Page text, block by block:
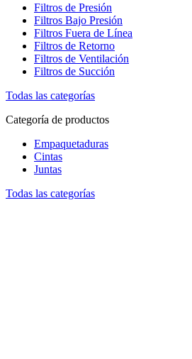
Filtros de Presión
Filtros Bajo Presión
Filtros Fuera de Línea
Filtros de Retorno
Filtros de Ventilación
Filtros de Succión
Todas las categorías
Categoría de productos
Empaquetaduras
Cintas
Juntas
Todas las categorías